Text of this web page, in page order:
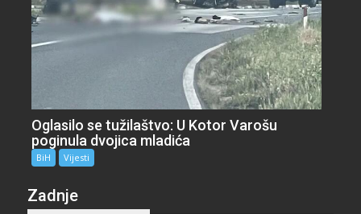
Oglasilo se tužilaštvo: U Kotor Varošu
poginula dvojica mladića
BiH Vijesti
Zadnje